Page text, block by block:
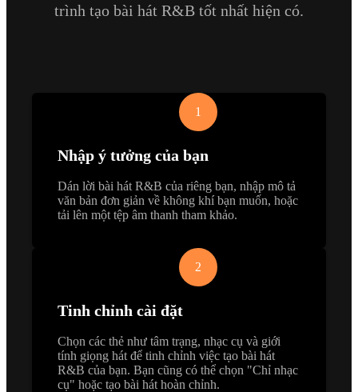
trình tạo bài hát R&B tốt nhất hiện có.
1
Nhập ý tưởng của bạn
Dán lời bài hát R&B của riêng bạn, nhập mô tả
văn bản đơn giản về không khí bạn muốn, hoặc
tải lên một tệp âm thanh tham khảo.
2
Tinh chỉnh cài đặt
Chọn các thẻ như tâm trạng, nhạc cụ và giới
tính giọng hát để tinh chỉnh việc tạo bài hát
R&B của bạn. Bạn cũng có thể chọn "Chỉ nhạc
cụ" hoặc tạo bài hát hoàn chỉnh.